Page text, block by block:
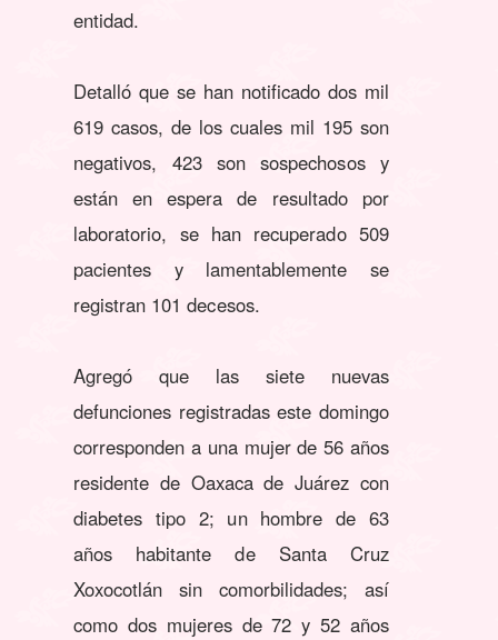
entidad.
Detalló que se han notificado dos mil
619 casos, de los cuales mil 195 son
negativos, 423 son sospechosos y
están en espera de resultado por
laboratorio, se han recuperado 509
pacientes y lamentablemente se
registran 101 decesos.
Agregó que las siete nuevas
defunciones registradas este domingo
corresponden a una mujer de 56 años
residente de Oaxaca de Juárez con
diabetes tipo 2; un hombre de 63
años habitante de Santa Cruz
Xoxocotlán sin comorbilidades; así
como dos mujeres de 72 y 52 años